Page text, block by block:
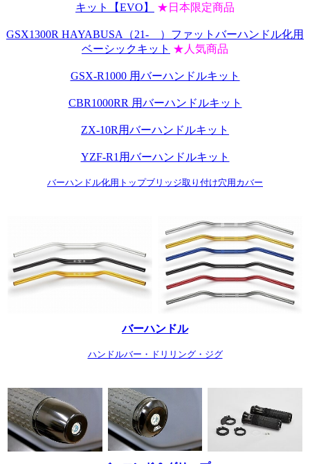
キット【EVO】
★日本限定商品
GSX1300R HAYABUSA（21- ）ファットバーハンドル化用
ベーシックキット ★人気商品
GSX-R1000 用バーハンドルキット
CBR1000RR 用バーハンドルキット
ZX-10R用バーハンドルキット
YZF-R1用バーハンドルキット
バーハンドル化用トップブリッジ取り付け穴用カバー
バーハンドル
ハンドルバー・ドリリング・ジグ